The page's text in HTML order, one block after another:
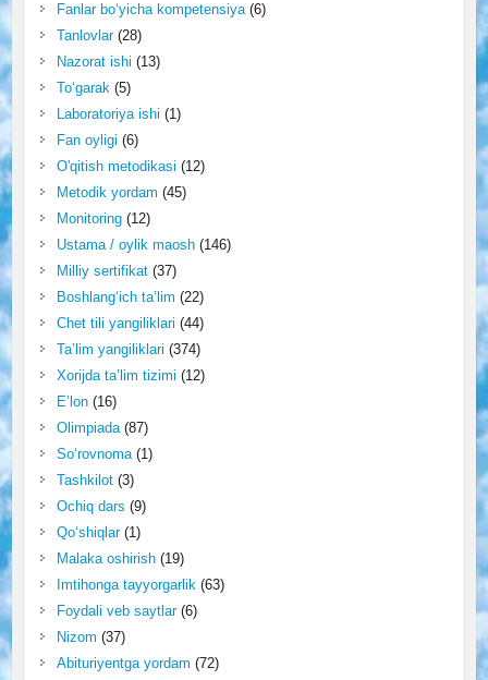
Fanlar bo‘yicha kompetensiya(6)
Tanlovlar(28)
Nazorat ishi (13)
To‘garak(5)
Laboratoriya ishi (1)
Fan oyligi (6)
O'qitish metodikasi (12)
Metodik yordam (45)
Monitoring(12)
Ustama / oylik maosh(146)
Milliy sertifikat(37)
Boshlang‘ich ta’lim (22)
Chet tili yangiliklari (44)
Ta’lim yangiliklari (374)
Xorijda ta’lim tizimi (12)
E’lon(16)
Olimpiada(87)
So‘rovnoma(1)
Tashkilot(3)
Ochiq dars (9)
Qo‘shiqlar(1)
Malaka oshirish(19)
Imtihonga tayyorgarlik(63)
Foydali veb saytlar(6)
Nizom (37)
Abituriyentga yordam (72)